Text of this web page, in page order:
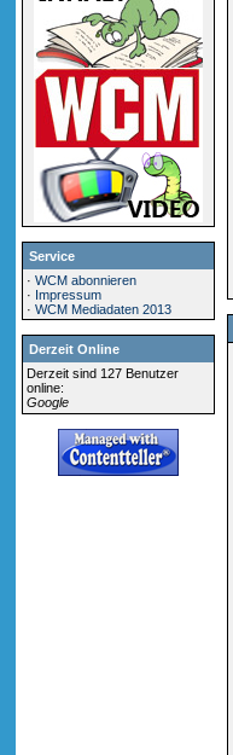
Service
·WCM abonnieren
· Impressum
·WCM Mediadaten 2013
Derzeit Online
Derzeit sind 127 Benutzer
online:
Google